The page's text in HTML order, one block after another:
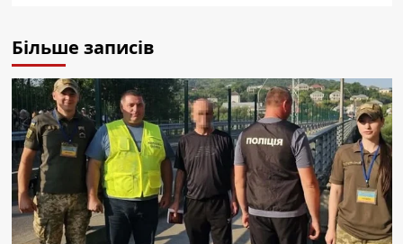
Більше записів